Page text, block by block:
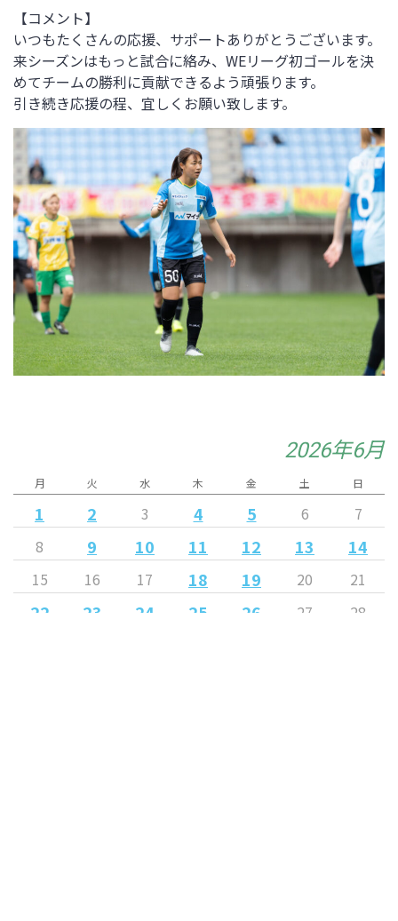
【コメント】
いつもたくさんの応援、サポートありがとうございます。
来シーズンはもっと試合に絡み、WEリーグ初ゴールを決
めてチームの勝利に貢献できるよう頑張ります。
引き続き応援の程、宜しくお願い致します。
2026年6月
月 火 水 木 金 土 日
1 2 3 4 5 6
7
8
9 10 11 12 13 14
15 16 17 18 19 20 21
22 23 24 25 26 27
28